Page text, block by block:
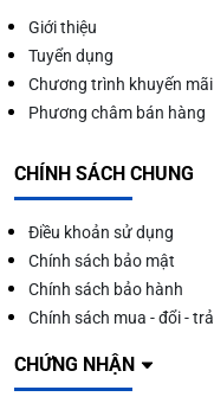
Giới thiệu
Tuyển dụng
Chương trình khuyến mãi
Phương châm bán hàng
CHÍNH SÁCH CHUNG
Điều khoản sử dụng
Chính sách bảo mật
Chính sách bảo hành
Chính sách mua - đổi - trả
CHỨNG NHẬN